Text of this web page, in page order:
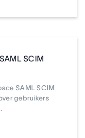
SCIM
SAML SCIM
gebruikers